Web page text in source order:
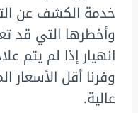
خدمة الكشف عن
وأخطرها التي قد
انهيار إذا لم يتم
وفرنا أقل الأسعار
عالية.